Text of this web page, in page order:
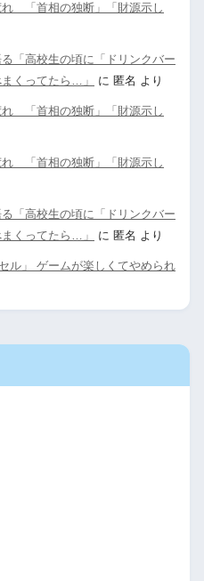
「首相の独断」「財源示し
「高校生の頃に「ドリンクバー
くってたら…」
に 匿名 より
「首相の独断」「財源示し
「首相の独断」「財源示し
「高校生の頃に「ドリンクバー
くってたら…」
に 匿名 より
ル」 ゲームが楽しくてやめられ